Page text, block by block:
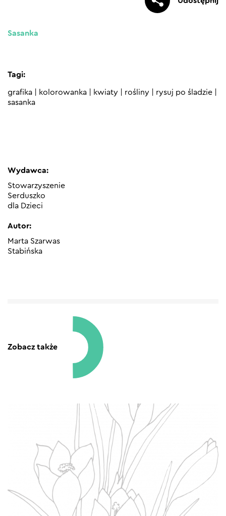
Sasanka
Tagi:
grafika kolorowanka kwiaty rośliny rysuj po śladzie
sasanka
Wydawca:
Stowarzyszenie
Serduszko
dla Dzieci
Autor:
Marta Szarwas
Stabińska
Zobacz także